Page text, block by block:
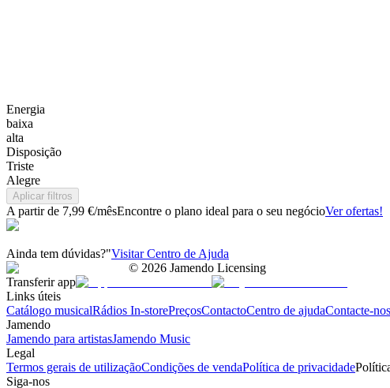
Energia
baixa
alta
Disposição
Triste
Alegre
Aplicar filtros
A partir de 7,99 €/mêsEncontre o plano ideal para o seu negócioVer ofertas!
Ainda tem dúvidas?"Visitar Centro de Ajuda
© 2026 Jamendo Licensing
Transferir app
Links úteis
Catálogo musicalRádios In-storePreçosContactoCentro de ajudaContacte-nos
Jamendo
Jamendo para artistasJamendo Music
Legal
Termos gerais de utilizaçãoCondições de vendaPolítica de privacidade
Siga-nos